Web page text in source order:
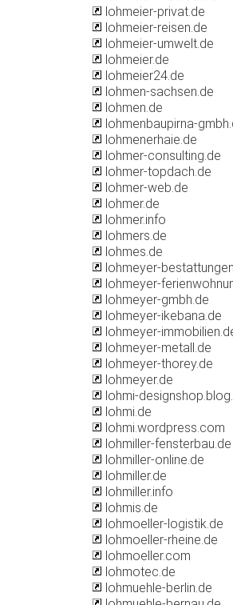
lohmeier-privat.de
lohmeier-reisen.de
lohmeier-umwelt.de
lohmeier.de
lohmeier24.de
lohmen-sachsen.de
lohmen.de
lohmenbaupirna-
lohmenerhaie.de
lohmer-consulting.de
lohmer-topdach.de
lohmer-web.de
lohmer.de
lohmer.info
lohmers.de
lohmes.de
lohmeyer-
lohmeyer-
lohmeyer-gmbh.de
lohmeyer-ikebana.de
lohmeyer-
lohmeyer-metall.de
lohmeyer-thorey.de
lohmeyer.de
lohmi-
lohmi.de
lohmi.wordpress.com
lohmiller-fensterbau.de
lohmiller-online.de
lohmiller.de
lohmiller.info
lohmis.de
lohmoeller-logistik.de
lohmoeller-rheine.de
lohmoeller.com
lohmotec.de
lohmuehle-berlin.de